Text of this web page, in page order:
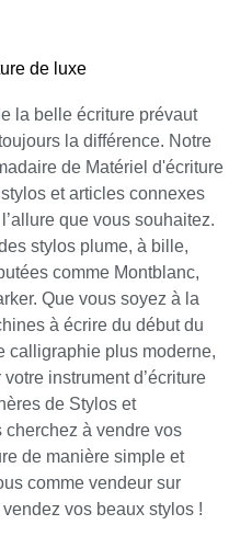
de luxe
la belle écriture prévaut
la différence. Notre
de Matériel d'écriture
et articles connexes
que vous souhaitez.
stylos plume, à bille,
comme Montblanc,
Que vous soyez à la
à écrire du début du
calligraphie plus moderne,
instrument d’écriture
de Stylos et
cherchez à vendre vos
de manière simple et
comme vendeur sur
vos beaux stylos !